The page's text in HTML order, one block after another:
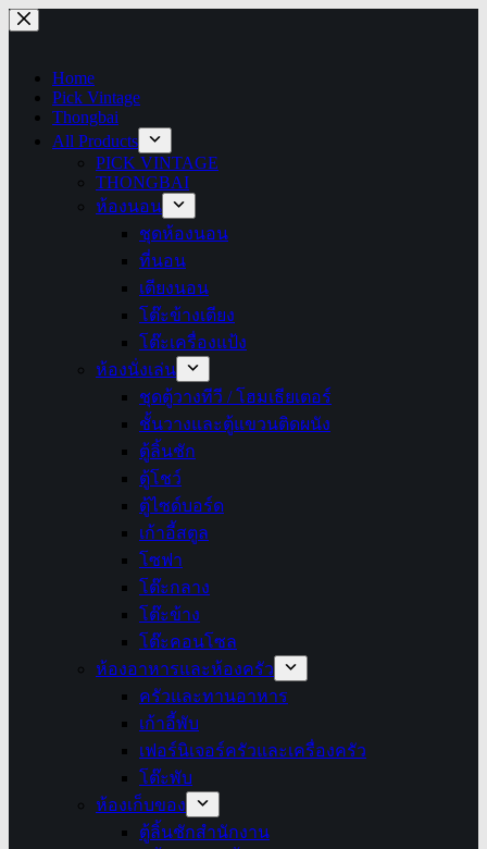
Skip
to
Home
Pick Vintage
Thongbai
All Products
PICK VINTAGE
THONGBAI
ห้องนอน
ชุดห้องนอน
ที่นอน
เตียงนอน
โต๊ะข้างเตียง
โต๊ะเครื่องแป้ง
ห้องนั่งเล่น
ชุดตู้วางทีวี / โฮมเธียเตอร์
ชั้นวางและตู้แขวนติดผนัง
ตู้ลิ้นชัก
ตู้โชว์
ตู้ไซด์บอร์ด
เก้าอี้สตูล
โซฟา
โต๊ะกลาง
โต๊ะข้าง
โต๊ะคอนโซล
ห้องอาหารและห้องครัว
ครัวและทานอาหาร
เก้าอี้พับ
เฟอร์นิเจอร์ครัวและเครื่องครัว
โต๊ะพับ
ห้องเก็บของ
ตู้ลิ้นชักสำนักงาน